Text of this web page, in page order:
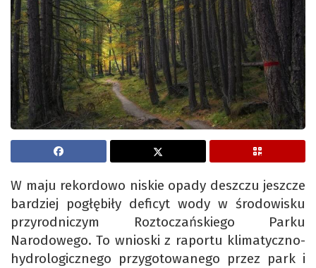
W maju rekordowo niskie opady deszczu jeszcze
bardziej pogłębiły deficyt wody w środowisku
przyrodniczym Roztoczańskiego Parku
Narodowego. To wnioski z raportu klimatyczno-
hydrologicznego przygotowanego przez park i